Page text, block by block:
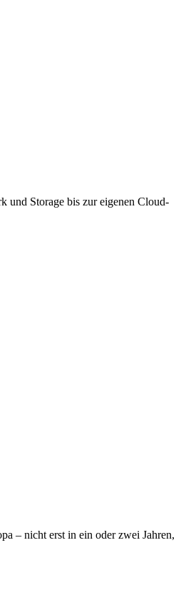
und Storage bis zur eigenen Cloud-
– nicht erst in ein oder zwei Jahren,